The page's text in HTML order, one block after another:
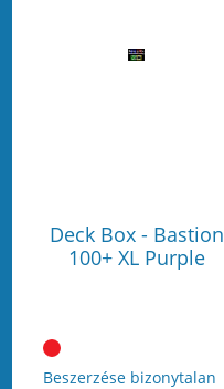
Deck Box - Bastion
100+ XL Purple
Beszerzése bizonytalan